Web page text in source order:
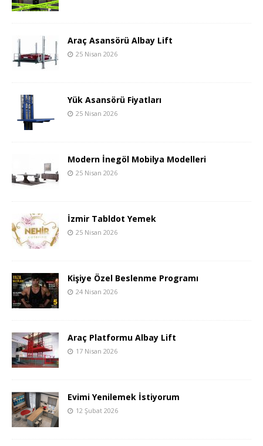
Araç Asansörü Albay Lift
25 Nisan 2026
Yük Asansörü Fiyatları
25 Nisan 2026
Modern İnegöl Mobilya Modelleri
25 Nisan 2026
İzmir Tabldot Yemek
25 Nisan 2026
Kişiye Özel Beslenme Programı
24 Nisan 2026
Araç Platformu Albay Lift
17 Nisan 2026
Evimi Yenilemek İstiyorum
12 Şubat 2026